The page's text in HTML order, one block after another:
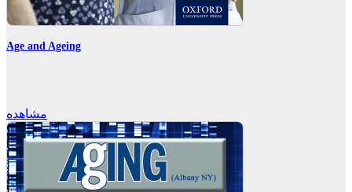
Age and Ageing
مشاهده